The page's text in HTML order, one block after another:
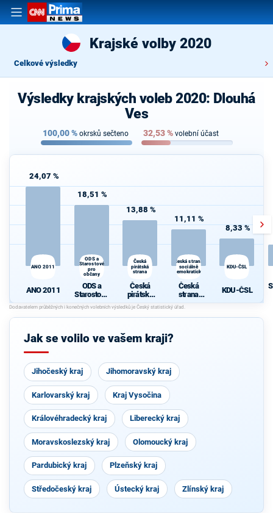
Krajské volby 2020
Celkové výsledky
Výsledky krajských voleb 2020: Dlouhá
Ves
100,00% okrsků sečteno 32,53% volební účast
24,07 %
ANO 2011
ANO 2011
18,51 %
ODS a
Starostové
pro
občany
ODS a
Starostové
pro občany
13,88 %
Česká
pirátská
strana
Česká
pirátská
strana
11,11 %
Česká strana
sociálně
demokratická
Česká
strana
sociálně
demokrati
cká
8,33 %
KDU-ČSL
KDU-ČSL
Jak se volilo ve vašem kraji?
Jihočeský kraj Jihomoravský kraj
Karlovarský kraj Kraj Vysočina
Královéhradecký kraj Liberecký kraj
Moravskoslezský kraj Olomoucký kraj
Pardubický kraj Plzeňský kraj
Středočeský kraj Ústecký kraj Zlínský kraj